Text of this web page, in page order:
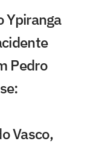
Ypiranga
Pedro
Vasco,